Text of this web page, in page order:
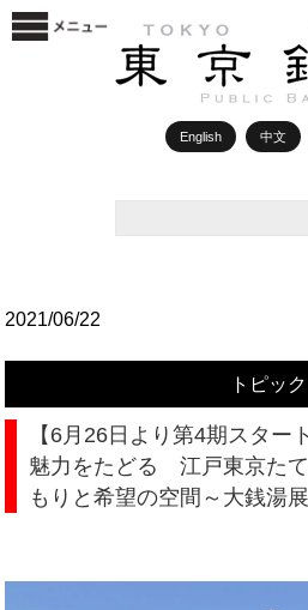
English 中文
2021/06/22
トピック
【6月26日より第4期スター
魅力をたどる 江戸東京た
もりと希望の空間～大銭湯